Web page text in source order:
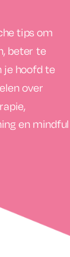
tips om
beter te
je hoofd te
over
en mindful